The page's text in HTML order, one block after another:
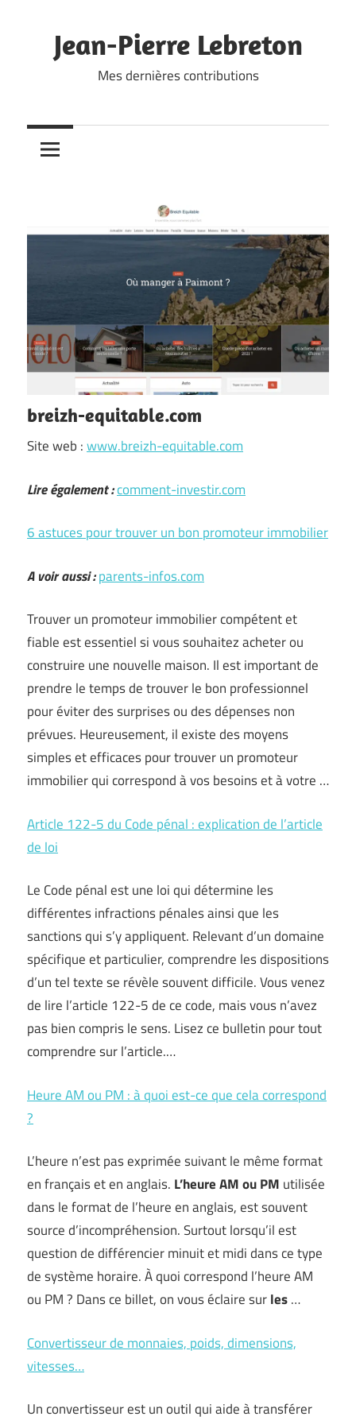
contentJean-Pierre Lebreton
Mes dernières contributions
breizh-equitable.com
Site web :www.breizh-equitable.com
Lire également :comment-investir.com
6 astuces pour trouver un bon promoteur immobilier
A voir aussi :parents-infos.com
Trouver un promoteur immobilier compétent et
fiable est essentiel si vous souhaitez acheter ou
construire une nouvelle maison. Il est important de
prendre le temps de trouver le bon professionnel
pour éviter des surprises ou des dépenses non
prévues. Heureusement, il existe des moyens
simples et efficaces pour trouver un promoteur
immobilier qui correspond à vos besoins et à votre …
Article 122-5 du Code pénal : explication de l’article
de loi
Le Code pénal est une loi qui détermine les
différentes infractions pénales ainsi que les
sanctions qui s’y appliquent. Relevant d’un domaine
spécifique et particulier, comprendre les dispositions
d’un tel texte se révèle souvent difficile. Vous venez
de lire l’article 122-5 de ce code, mais vous n’avez
pas bien compris le sens. Lisez ce bulletin pour tout
comprendre sur l’article.…
Heure AM ou PM : à quoi est-ce que cela correspond
?
L’heure n’est pas exprimée suivant le même format
en français et en anglais. L’heure AM ou PM utilisée
dans le format de l’heure en anglais, est souvent
source d’incompréhension. Surtout lorsqu’il est
question de différencier minuit et midi dans ce type
de système horaire. À quoi correspond l’heure AM
ou PM ? Dans ce billet, on vous éclaire surles…
Convertisseur de monnaies, poids, dimensions,
vitesses…
Un convertisseur est un outil qui aide à transférer